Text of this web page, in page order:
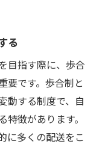
る
目指す際に、歩合
要です。歩合制と
動する制度で、自
徴があります。
に多くの配送をこ